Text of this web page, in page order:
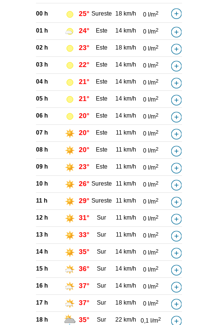
00 h 25° Sureste 18 km/h 0 l/m2
01 h 24° Este 14 km/h 0 l/m2
02 h 23° Este 18 km/h 0 l/m2
03 h 22° Este 14 km/h 0 l/m2
04 h 21° Este 14 km/h 0 l/m2
05 h 21° Este 14 km/h 0 l/m2
06 h 20° Este 14 km/h 0 l/m2
07 h 20° Este 11 km/h 0 l/m2
08 h 20° Este 11 km/h 0 l/m2
09 h 23° Este 11 km/h 0 l/m2
10 h 26° Sureste 11 km/h 0 l/m2
11 h 29° Sureste 11 km/h 0 l/m2
12 h 31° Sur 11 km/h 0 l/m2
13 h 33° Sur 11 km/h 0 l/m2
14 h 35° Sur 14 km/h 0 l/m2
15 h 36° Sur 14 km/h 0 l/m2
16 h 37° Sur 14 km/h 0 l/m2
17 h 37° Sur 18 km/h 0 l/m2
18 h 35° Sur 22 km/h 0,1 l/m2